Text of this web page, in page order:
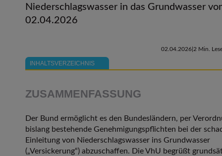
Niederschlagswasser in das Grundwasser
02.04.2026
INHALTSVERZEICHNIS
02.04.2026 2 Min.
ZUSAMMENFASSUNG
Der Bund ermöglicht es den Bundesländern, per
bislang bestehende Genehmigungspflichten bei der
Einleitung von Niederschlagswasser ins Grundwasser
(„Versickerung“) abzuschaffen. Die VhU begrüßt